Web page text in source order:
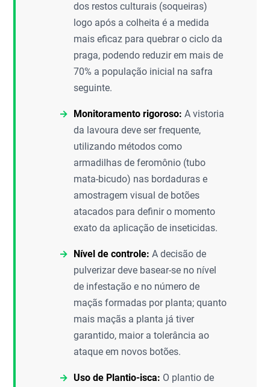
dos restos culturais (soqueiras)
logo após a colheita é a medida
mais eficaz para quebrar o ciclo da
praga, podendo reduzir em mais de
70% a população inicial na safra
seguinte.
Monitoramento rigoroso: A vistoria
da lavoura deve ser frequente,
utilizando métodos como
armadilhas de feromônio (tubo
mata-bicudo) nas bordaduras e
amostragem visual de botões
atacados para definir o momento
exato da aplicação de inseticidas.
Nível de controle: A decisão de
pulverizar deve basear-se no nível
de infestação e no número de
maçãs formadas por planta; quanto
mais maçãs a planta já tiver
garantido, maior a tolerância ao
ataque em novos botões.
Uso de Plantio-isca: O plantio de